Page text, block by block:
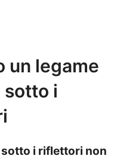
un legame
sotto i
sotto i riflettori non